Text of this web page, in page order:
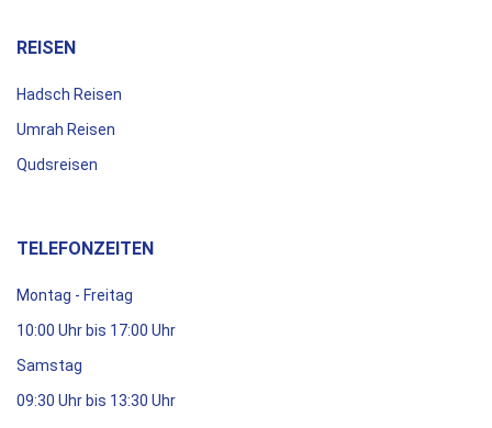
REISEN
Hadsch Reisen
Umrah Reisen
Qudsreisen
TELEFONZEITEN
Montag - Freitag
10:00 Uhr bis 17:00 Uhr
Samstag
09:30 Uhr bis 13:30 Uhr